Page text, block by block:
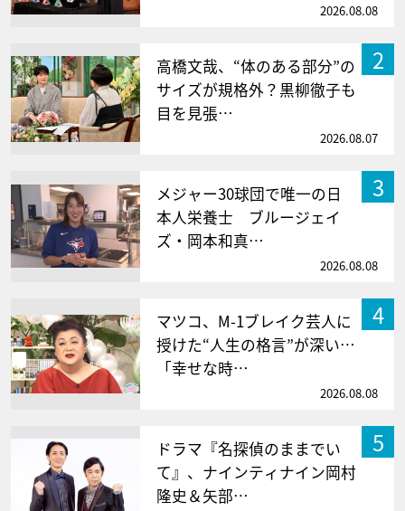
2026.08.08
2
高橋文哉、“体のある部分”の
サイズが規格外？黒柳徹子も
目を見張…
2026.08.07
3
メジャー30球団で唯一の日
本人栄養士 ブルージェイ
ズ・岡本和真…
2026.08.08
4
マツコ、M-1ブレイク芸人に
授けた“人生の格言”が深い…
「幸せな時…
2026.08.08
5
ドラマ『名探偵のままでい
て』、ナインティナイン岡村
隆史＆矢部…